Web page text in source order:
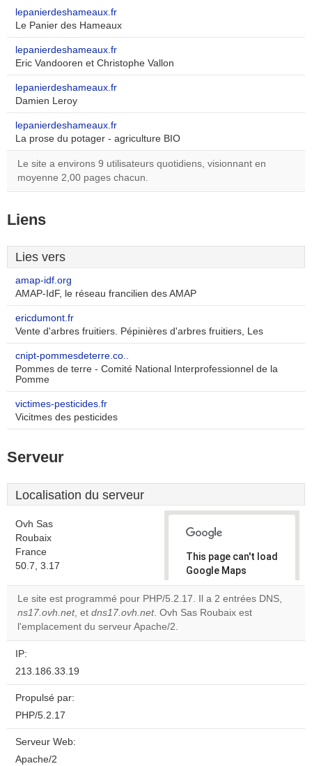
lepanierdeshameaux.fr
Le Panier des Hameaux
lepanierdeshameaux.fr
Eric Vandooren et Christophe Vallon
lepanierdeshameaux.fr
Damien Leroy
lepanierdeshameaux.fr
La prose du potager - agriculture BIO
Le site a environs 9 utilisateurs quotidiens, visionnant en
moyenne 2,00 pages chacun.
Liens
Lies vers
amap-idf.org
AMAP-IdF, le réseau francilien des AMAP
ericdumont.fr
Vente d'arbres fruitiers. Pépinières d'arbres fruitiers, Les
cnipt-pommesdeterre.co..
Pommes de terre - Comité National Interprofessionnel de la
Pomme
victimes-pesticides.fr
Vicitmes des pesticides
Serveur
Localisation du serveur
Ovh Sas
Roubaix
France
50.7, 3.17
This page can't load
Google Maps
correctly.
Do you
Le site est programmé pour PHP/5.2.17. Il a 2 entrées DNS,
ns17.ovh.net, et dns17.ovh.net. Ovh Sas Roubaix est
l'emplacement du serveur Apache/2.
IP:
213.186.33.19
Propulsé par:
PHP/5.2.17
Serveur Web:
Apache/2